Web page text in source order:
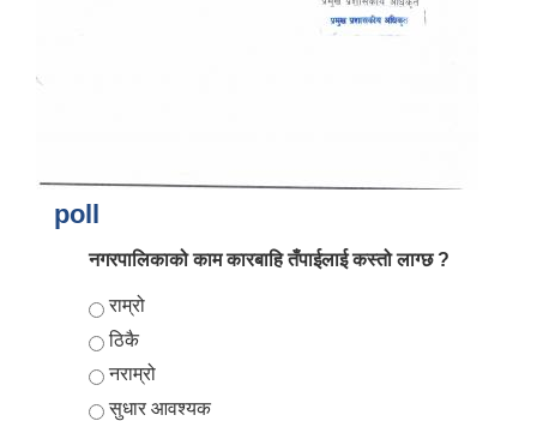
poll
नगरपालिकाको काम कारबाहि तँपाईलाई कस्तो लाग्छ ?
Choices
राम्रो
ठिकै
नराम्रो
सुधार आवश्यक